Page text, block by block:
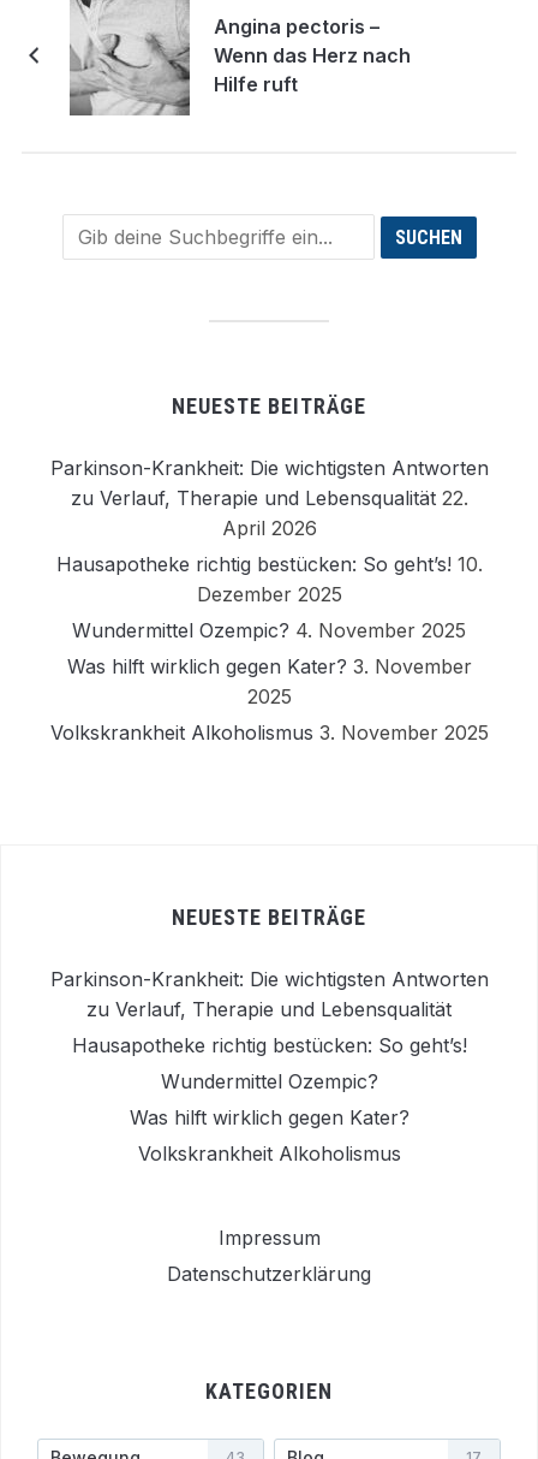
Angina pectoris –
Wenn das Herz nach
Hilfe ruft
NEUESTE BEITRÄGE
Parkinson-Krankheit: Die wichtigsten Antworten
zu Verlauf, Therapie und Lebensqualität 22.
April 2026
Hausapotheke richtig bestücken: So geht’s! 10.
Dezember 2025
Wundermittel Ozempic? 4. November 2025
Was hilft wirklich gegen Kater? 3. November
2025
Volkskrankheit Alkoholismus 3. November 2025
NEUESTE BEITRÄGE
Parkinson-Krankheit: Die wichtigsten Antworten
zu Verlauf, Therapie und Lebensqualität
Hausapotheke richtig bestücken: So geht’s!
Wundermittel Ozempic?
Was hilft wirklich gegen Kater?
Volkskrankheit Alkoholismus
Impressum
Datenschutzerklärung
KATEGORIEN